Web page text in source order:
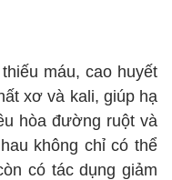
máu, cao huyết
xơ và kali, giúp hạ
hòa đường ruột và
không chỉ có thể
có tác dụng giảm